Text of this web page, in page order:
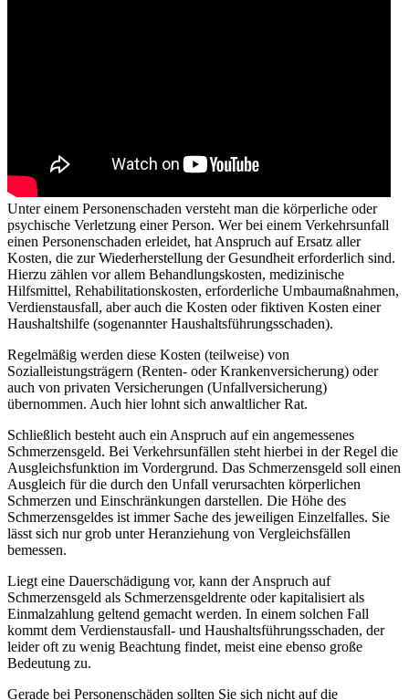
Unter einem Personenschaden versteht man die körperliche oder
psychische Verletzung einer Person. Wer bei einem Verkehrsunfall
einen Personenschaden erleidet, hat Anspruch auf Ersatz aller
Kosten, die zur Wiederherstellung der Gesundheit erforderlich sind.
Hierzu zählen vor allem Behandlungskosten, medizinische
Hilfsmittel, Rehabilitationskosten, erforderliche Umbaumaßnahmen,
Verdienstausfall, aber auch die Kosten oder fiktiven Kosten einer
Haushaltshilfe (sogenannter Haushaltsführungsschaden).
Regelmäßig werden diese Kosten (teilweise) von
Sozialleistungsträgern (Renten- oder Krankenversicherung) oder
auch von privaten Versicherungen (Unfallversicherung)
übernommen. Auch hier lohnt sich anwaltlicher Rat.
Schließlich besteht auch ein Anspruch auf ein angemessenes
Schmerzensgeld. Bei Verkehrsunfällen steht hierbei in der Regel die
Ausgleichsfunktion im Vordergrund. Das Schmerzensgeld soll einen
Ausgleich für die durch den Unfall verursachten körperlichen
Schmerzen und Einschränkungen darstellen. Die Höhe des
Schmerzensgeldes ist immer Sache des jeweiligen Einzelfalles. Sie
lässt sich nur grob unter Heranziehung von Vergleichsfällen
bemessen.
Liegt eine Dauerschädigung vor, kann der Anspruch auf
Schmerzensgeld als Schmerzensgeldrente oder kapitalisiert als
Einmalzahlung geltend gemacht werden. In einem solchen Fall
kommt dem Verdienstausfall- und Haushaltsführungsschaden, der
leider oft zu wenig Beachtung findet, meist eine ebenso große
Bedeutung zu.
Gerade bei Personenschäden sollten Sie sich nicht auf die